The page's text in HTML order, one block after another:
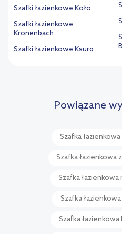
Szafki łazienkowe Koło
Szafki łazienkowe
Kronenbach
Szafki łazienkowe Ksuro
Powiązane
Szafka
Szafka łazienkowa
Szafka łazienkowa
Szafka
Szafka